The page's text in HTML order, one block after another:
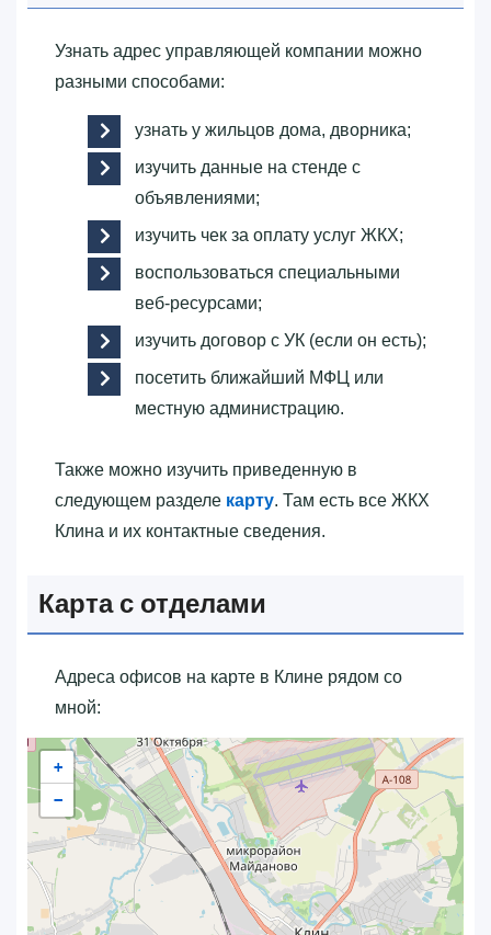
Узнать адрес управляющей компании можно
разными способами:
узнать у жильцов дома, дворника;
изучить данные на стенде с
объявлениями;
изучить чек за оплату услуг ЖКХ;
воспользоваться специальными
веб-ресурсами;
изучить договор с УК (если он есть);
посетить ближайший МФЦ или
местную администрацию.
Также можно изучить приведенную в
следующем разделе карту. Там есть все ЖКХ
Клина и их контактные сведения.
Карта с отделами
Адреса офисов на карте в Клине рядом со
мной:
+
−